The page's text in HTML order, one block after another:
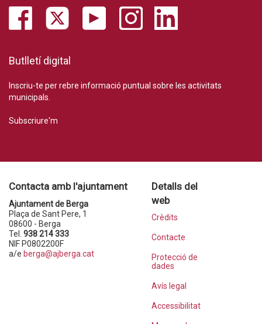
Butlletí digital
Inscriu-te per rebre informació puntual sobre les activitats
municipals.
Subscriure'm
Contacta amb l'ajuntament
Ajuntament de Berga
Plaça de Sant Pere, 1
08600 - Berga
Tel. 938 214 333
NIF P0802200F
a/e berga@ajberga.cat
Detalls del
web
Crèdits
Contacte
Protecció de
dades
Avís legal
Accessibilitat